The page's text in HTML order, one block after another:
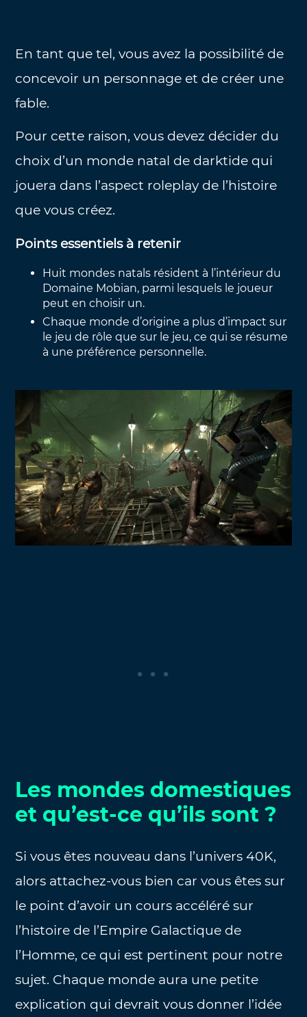
En tant que tel, vous avez la possibilité de
concevoir un personnage et de créer une
fable.
Pour cette raison, vous devez décider du
choix d’un monde natal de darktide qui
jouera dans l’aspect roleplay de l’histoire
que vous créez.
Points essentiels à retenir
Huit mondes natals résident à l’intérieur du
Domaine Mobian, parmi lesquels le joueur
peut en choisir un.
Chaque monde d’origine a plus d’impact sur
le jeu de rôle que sur le jeu, ce qui se résume
à une préférence personnelle.
Les mondes domestiques
et qu’est-ce qu’ils sont ?
Si vous êtes nouveau dans l’univers 40K,
alors attachez-vous bien car vous êtes sur
le point d’avoir un cours accéléré sur
l’histoire de l’Empire Galactique de
l’Homme, ce qui est pertinent pour notre
sujet. Chaque monde aura une petite
explication qui devrait vous donner l’idée